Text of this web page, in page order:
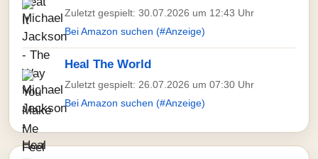
Zuletzt gespielt: 30.07.2026 um 12:43 Uhr
Bei Amazon suchen (#Anzeige)
Heal The World
Zuletzt gespielt: 26.07.2026 um 07:30 Uhr
Bei Amazon suchen (#Anzeige)